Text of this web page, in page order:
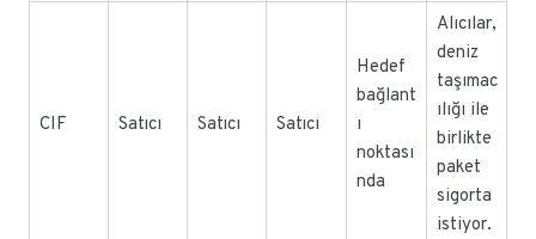
CIF Satıcı Satıcı Satıcı
Hedef
bağlant
ı
noktası
nda
Alıcılar,
deniz
taşımac
ılığı ile
birlikte
paket
sigorta
istiyor.